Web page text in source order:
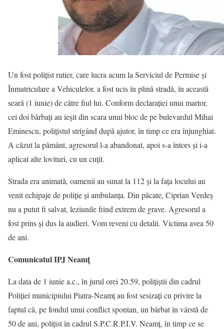
Un fost polițist rutier, care lucra acum la Serviciul de Permise și
Înmatriculare a Vehiculelor, a fost ucis în plină stradă, în această
seară (1 iunie) de către fiul lui. Conform declarației unui martor,
cei doi bărbați au ieșit din scara unui bloc de pe bulevardul Mihai
Eminescu, polițistul strigând după ajutor, în timp ce era înjunghiat.
A căzut la pământ, agresorul l-a abandonat, apoi s-a întors și i-a
aplicat alte lovituri, cu un cuțit.
Strada era animată, oamenii au sunat la 112 și la fața locului au
venit echipaje de poliție și ambulanța. Din păcate, Ciprian Verdeș
nu a putut fi salvat, leziunile fiind extrem de grave. Agresorul a
fost prins și dus la audieri. Vom reveni cu detalii. Victima avea 50
de ani.
Comunicatul IPJ Neamț
La data de 1 iunie a.c., în jurul orei 20.59, polițiștii din cadrul
Poliției municipiului Piatra-Neamț au fost sesizați cu privire la
faptul că, pe fondul unui conflict spontan, un bărbat în vârstă de
50 de ani, polițist în cadrul S.P.C.R.P.I.V. Neamț, în timp ce se